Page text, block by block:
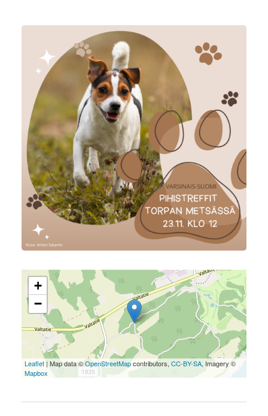
+
−
Leaflet| Map data ©OpenStreetMapcontributors, CC-BY-SA, Imagery ©
Mapbox